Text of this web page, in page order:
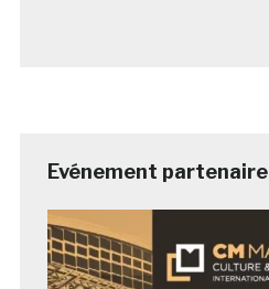
Evénement partenaire